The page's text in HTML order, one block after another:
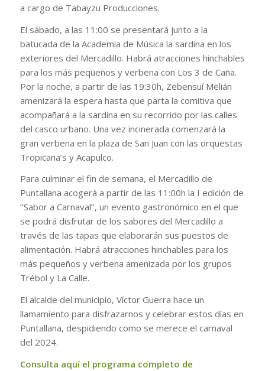
a cargo de Tabayzu Producciones.
El sábado, a las 11:00 se presentará junto a la
batucada de la Academia de Música la sardina en los
exteriores del Mercadillo. Habrá atracciones hinchables
para los más pequeños y verbena con Los 3 de Caña.
Por la noche, a partir de las 19:30h, Zebensuí Melián
amenizará la espera hasta que parta la comitiva que
acompañará a la sardina en su recorrido por las calles
del casco urbano. Una vez incinerada comenzará la
gran verbena en la plaza de San Juan con las orquestas
Tropicana’s y Acapulco.
Para culminar el fin de semana, el Mercadillo de
Puntallana acogerá a partir de las 11:00h la I edición de
‘’Sabor a Carnaval’’, un evento gastronómico en el que
se podrá disfrutar de los sabores del Mercadillo a
través de las tapas que elaborarán sus puestos de
alimentación. Habrá atracciones hinchables para los
más pequeños y verbena amenizada por los grupos
Trébol y La Calle.
El alcalde del municipio, Víctor Guerra hace un
llamamiento para disfrazarnos y celebrar estos días en
Puntallana, despidiendo como se merece el carnaval
del 2024.
Consulta aquí el programa completo de